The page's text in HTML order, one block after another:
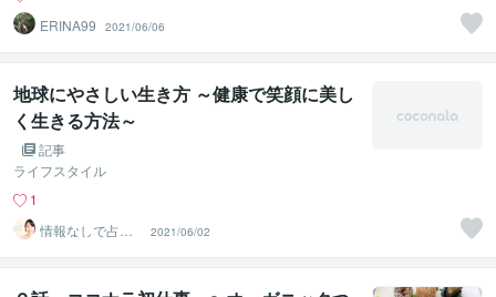
ERINA99
2021/06/06
地球にやさしい生き方 ～健康で笑顔に美し
く生きる方法～
記事
ライフスタイル
1
情報なしで占え
ます＊ゆり
2021/06/02